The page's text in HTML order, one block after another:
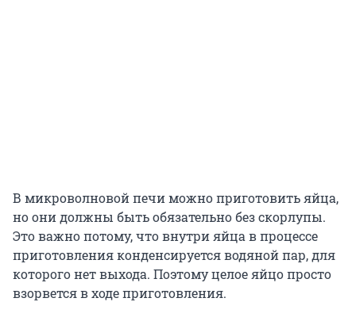
В микроволновой печи можно приготовить яйца,
но они должны быть обязательно без скорлупы.
Это важно потому, что внутри яйца в процессе
приготовления конденсируется водяной пар, для
которого нет выхода. Поэтому целое яйцо просто
взорвется в ходе приготовления.